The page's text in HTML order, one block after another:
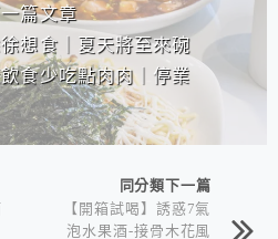
篇文章
徐想食｜夏天將至來碗
食少吃點肉肉｜停業
同分類下一篇
【開箱試喝】誘惑7氣
泡水果酒-接骨木花風